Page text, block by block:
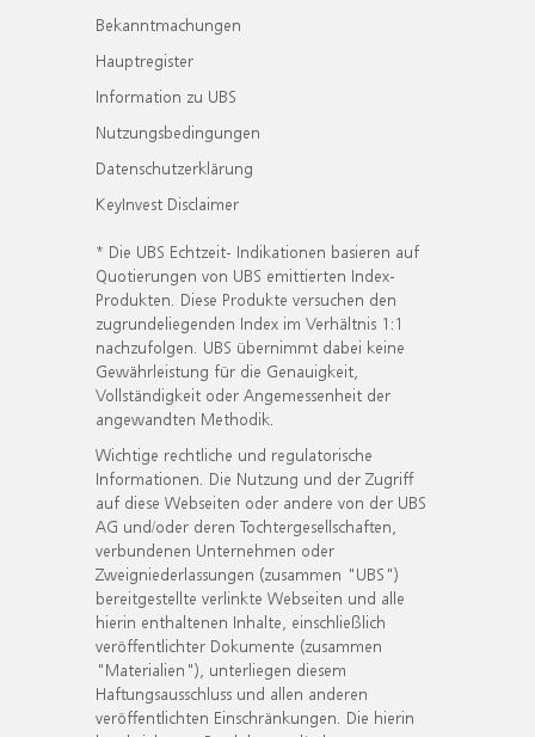
Bekanntmachungen
Hauptregister
Information zu UBS
Nutzungsbedingungen
Datenschutzerklärung
KeyInvest Disclaimer
* Die UBS Echtzeit- Indikationen basieren auf
Quotierungen von UBS emittierten Index-
Produkten. Diese Produkte versuchen den
zugrundeliegenden Index im Verhältnis 1:1
nachzufolgen. UBS übernimmt dabei keine
Gewährleistung für die Genauigkeit,
Vollständigkeit oder Angemessenheit der
angewandten Methodik.
Wichtige rechtliche und regulatorische
Informationen. Die Nutzung und der Zugriff
auf diese Webseiten oder andere von der UBS
AG und/oder deren Tochtergesellschaften,
verbundenen Unternehmen oder
Zweigniederlassungen (zusammen "UBS")
bereitgestellte verlinkte Webseiten und alle
hierin enthaltenen Inhalte, einschließlich
veröffentlichter Dokumente (zusammen
"Materialien"), unterliegen diesem
Haftungsausschluss und allen anderen
veröffentlichten Einschränkungen. Die hierin